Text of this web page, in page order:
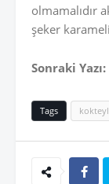
olmamalıdır
şeker
Sonraki Yazı:
Tags kokteyl